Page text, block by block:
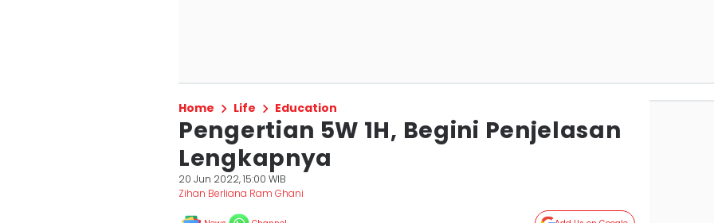
Home Life Education
Pengertian 5W 1H, Begini Penjelasan
Lengkapnya
20 Jun 2022, 15:00 WIB
Zihan Berliana Ram Ghani